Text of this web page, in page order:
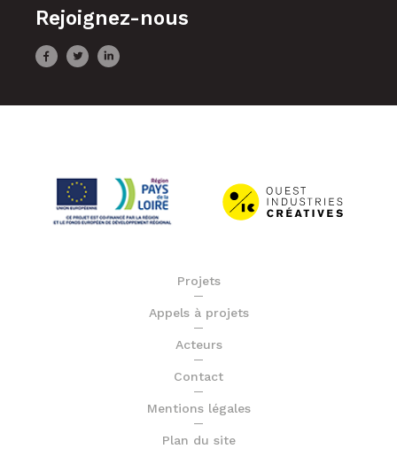
Rejoignez-nous
Projets
Appels à projets
Acteurs
Contact
Mentions légales
Plan du site